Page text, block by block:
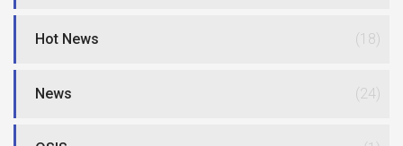
Hot News (18)
News (24)